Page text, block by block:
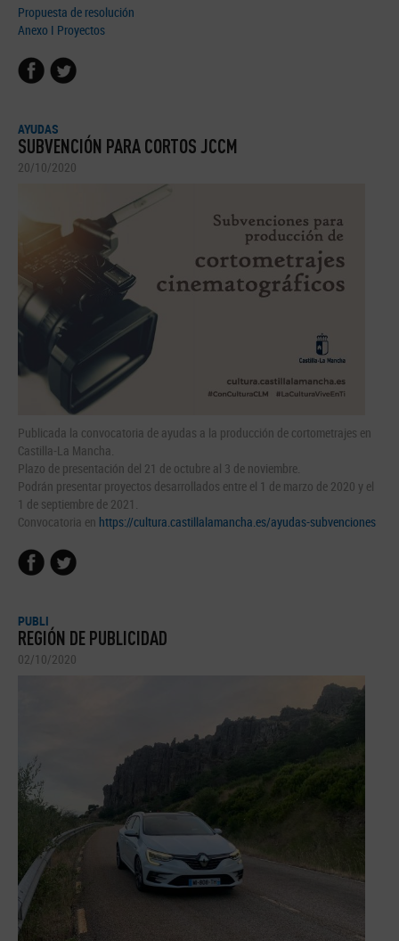
Propuesta de resolución
Anexo I Proyectos
AYUDAS
SUBVENCIÓN PARA CORTOS JCCM
20/10/2020
Publicada la convocatoria de ayudas a la producción de cortometrajes en
Castilla-La Mancha.
Plazo de presentación del 21 de octubre al 3 de noviembre.
Podrán presentar proyectos desarrollados entre el 1 de marzo de 2020 y el
1 de septiembre de 2021.
Convocatoria en https://cultura.castillalamancha.es/ayudas-subvenciones
PUBLI
REGIÓN DE PUBLICIDAD
02/10/2020